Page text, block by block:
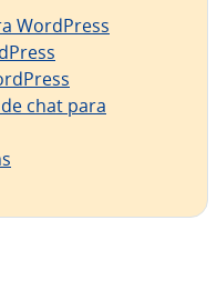
WordPress
chat para